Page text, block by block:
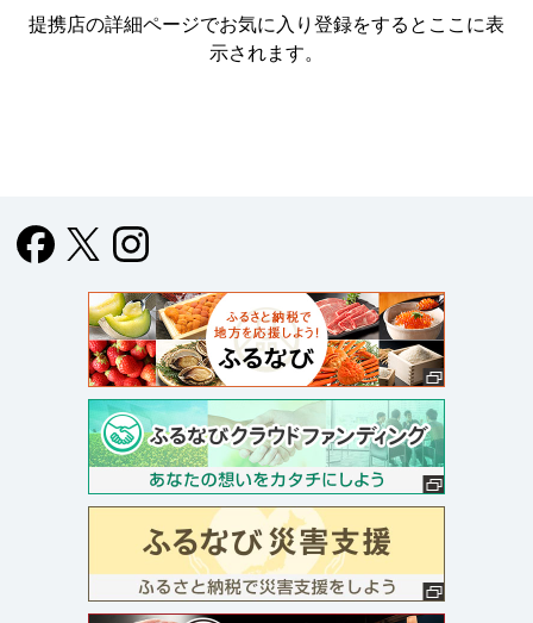
提携店の詳細ページでお気に入り登録をすると ここに表
示されます。